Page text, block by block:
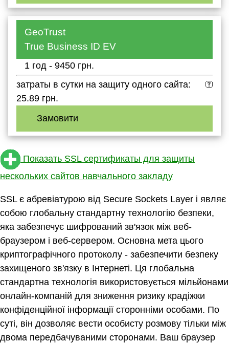
GeoTrust
True Business ID EV
1 год - 9450 грн.
затраты в сутки на защиту одного сайта:
25.89 грн.
Замовити
Показать SSL сертификаты для защиты
нескольких сайтов навчального закладу
SSL є абревіатурою від Secure Sockets Layer і являє
собою глобальну стандартну технологію безпеки,
яка забезпечує шифрований зв'язок між веб-
браузером і веб-сервером. Основна мета цього
криптографічного протоколу - забезпечити безпеку
захищеного зв'язку в Інтернеті. Ця глобальна
стандартна технологія використовується мільйонами
онлайн-компаній для зниження ризику крадіжки
конфіденційної інформації сторонніми особами. По
суті, він дозволяє вести особисту розмову тільки між
двома передбачуваними сторонами. Ваш браузер